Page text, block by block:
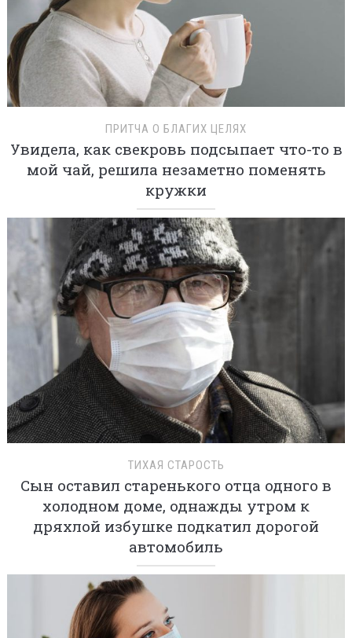
ПРИТЧА О БЛАГИХ ЦЕЛЯХ
Увидела, как свекровь подсыпает что-то в
мой чай, решила незаметно поменять
кружки
ТИХАЯ СТАРОСТЬ
Сын оставил старенького отца одного в
холодном доме, однажды утром к
дряхлой избушке подкатил дорогой
автомобиль